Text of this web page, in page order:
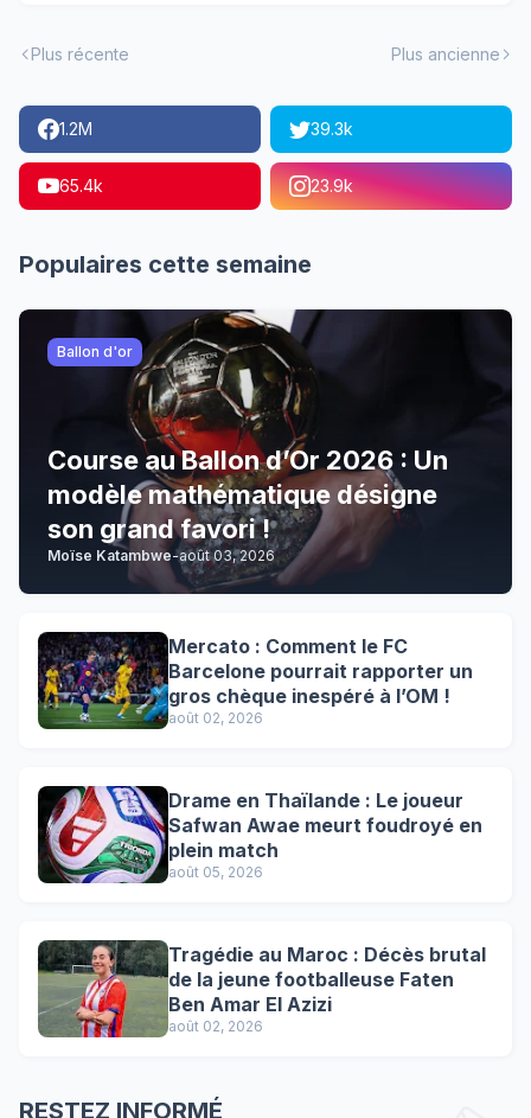
Plus récente Plus ancienne
1.2M 39.3k
65.4k 23.9k
Populaires cette semaine
Ballon d'or
Course au Ballon d’Or 2026 : Un
modèle mathématique désigne
son grand favori !
Moïse Katambwe-août 03, 2026
Mercato : Comment le FC
Barcelone pourrait rapporter un
gros chèque inespéré à l’OM !
août 02, 2026
Drame en Thaïlande : Le joueur
Safwan Awae meurt foudroyé en
plein match
août 05, 2026
Tragédie au Maroc : Décès brutal
de la jeune footballeuse Faten
Ben Amar El Azizi
août 02, 2026
RESTEZ INFORMÉ